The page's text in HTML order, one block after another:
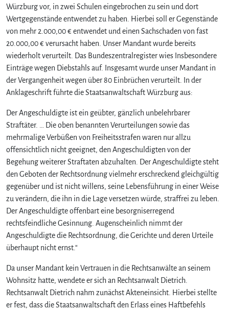
Würzburg vor, in zwei Schulen eingebrochen zu sein und dort
Wertgegenstände entwendet zu haben. Hierbei soll er Gegenstände
von mehr 2.000,00 € entwendet und einen Sachschaden von fast
20.000,00 € verursacht haben. Unser Mandant wurde bereits
wiederholt verurteilt. Das Bundeszentralregister wies Insbesondere
Einträge wegen Diebstahls auf. Insgesamt wurde unser Mandant in
der Vergangenheit wegen über 80 Einbrüchen verurteilt. In der
Anklageschrift führte die Staatsanwaltschaft Würzburg aus:
Der Angeschuldigte ist ein geübter, gänzlich unbelehrbarer
Straftäter. … Die oben benannten Verurteilungen sowie das
mehrmalige Verbüßen von Freiheitsstrafen waren nur allzu
offensichtlich nicht geeignet, den Angeschuldigten von der
Begehung weiterer Straftaten abzuhalten. Der Angeschuldigte steht
den Geboten der Rechtsordnung vielmehr erschreckend gleichgültig
gegenüber und ist nicht willens, seine Lebensführung in einer Weise
zu verändern, die ihn in die Lage versetzen würde, straffrei zu leben.
Der Angeschuldigte offenbart eine besorgniserregend
rechtsfeindliche Gesinnung. Augenscheinlich nimmt der
Angeschuldigte die Rechtsordnung, die Gerichte und deren Urteile
überhaupt nicht ernst.“
Da unser Mandant kein Vertrauen in die Rechtsanwälte an seinem
Wohnsitz hatte, wendete er sich an Rechtsanwalt Dietrich.
Rechtsanwalt Dietrich nahm zunächst Akteneinsicht. Hierbei stellte
er fest, dass die Staatsanwaltschaft den Erlass eines Haftbefehls